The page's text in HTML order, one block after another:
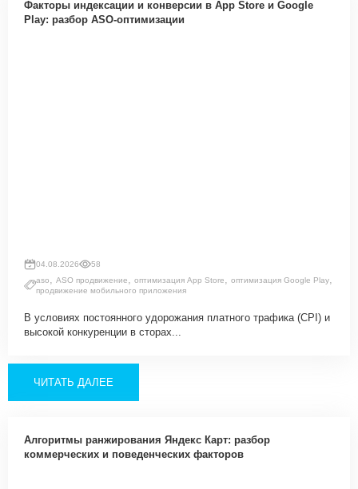
Факторы индексации и конверсии в App Store и Google
Play: разбор ASO-оптимизации
04.08.2026
58
aso, ASO продвижение, оптимизация App Store, оптимизация Google Play,
продвижение мобильного приложения
В условиях постоянного удорожания платного трафика (CPI) и
высокой конкуренции в сторах...
ЧИТАТЬ ДАЛЕЕ
Алгоритмы ранжирования Яндекс Карт: разбор
коммерческих и поведенческих факторов